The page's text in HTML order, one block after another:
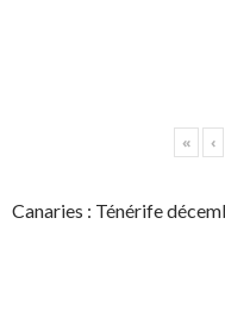
« ‹
Canaries : Ténérife